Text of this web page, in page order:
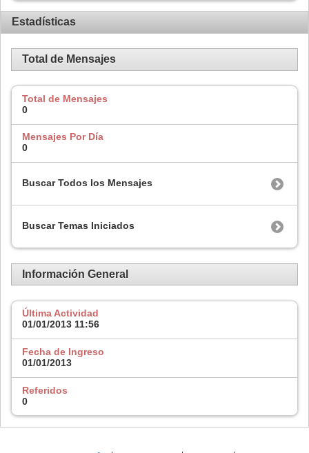
Estadísticas
Total de Mensajes
Total de Mensajes
0
Mensajes Por Día
0
Buscar Todos los Mensajes
Buscar Temas Iniciados
Información General
Última Actividad
01/01/2013 11:56
Fecha de Ingreso
01/01/2013
Referidos
0